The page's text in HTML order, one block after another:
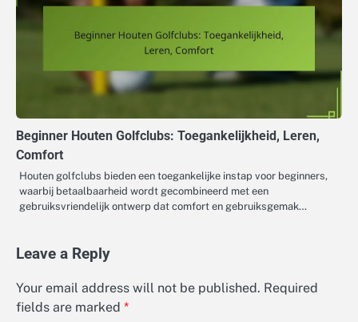
Beginner Houten Golfclubs: Toegankelijkheid, Leren,
Comfort
Houten golfclubs bieden een toegankelijke instap voor beginners,
waarbij betaalbaarheid wordt gecombineerd met een
gebruiksvriendelijk ontwerp dat comfort en gebruiksgemak…
Leave a Reply
Your email address will not be published. Required
fields are marked *